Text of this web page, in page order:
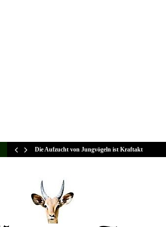
Die Aufzucht von Jungvögeln ist Kraftakt